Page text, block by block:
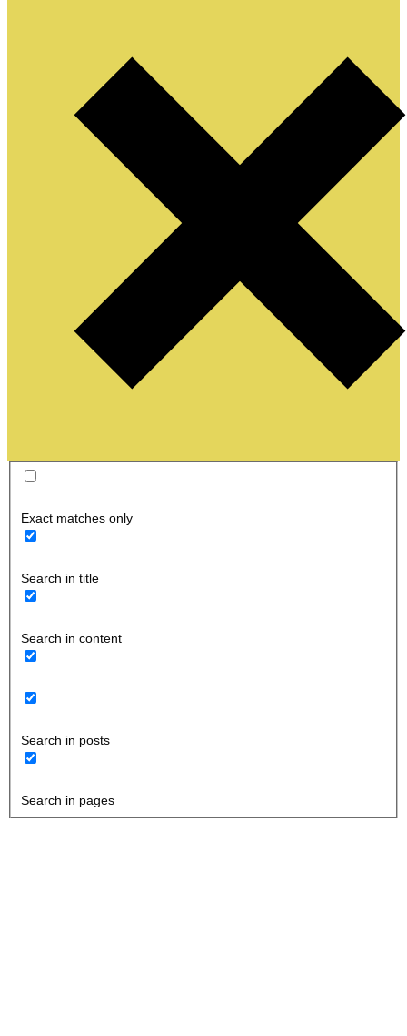
Exact matches only
Search in title
Search in content
Search in posts
Search in pages